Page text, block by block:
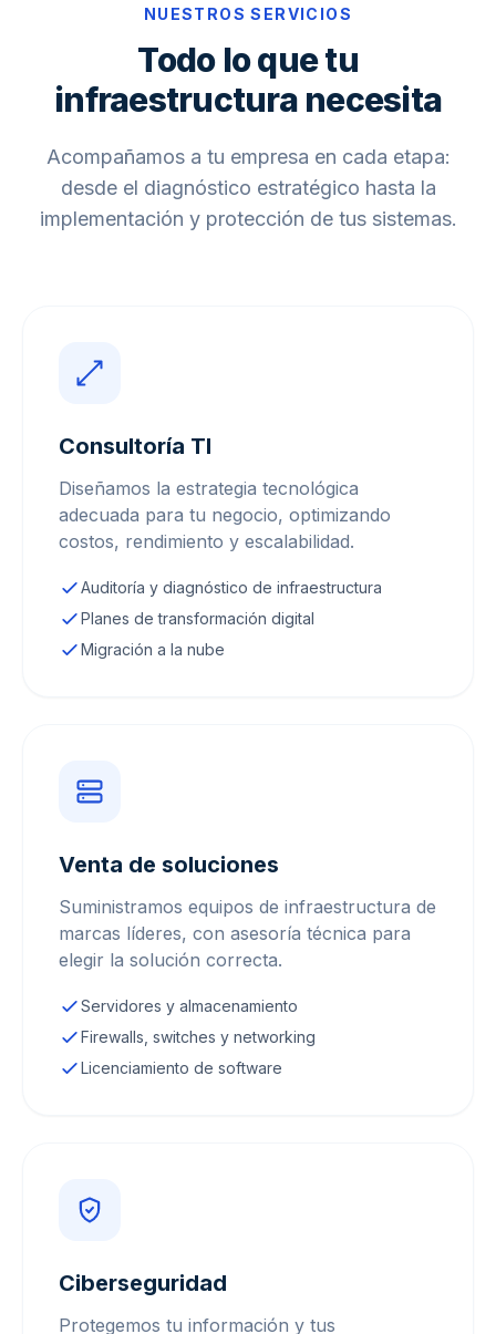
NUESTROS SERVICIOS
Todo lo que tu
infraestructura necesita
Acompañamos a tu empresa en cada etapa:
desde el diagnóstico estratégico hasta la
implementación y protección de tus sistemas.
Consultoría TI
Diseñamos la estrategia tecnológica
adecuada para tu negocio, optimizando
costos, rendimiento y escalabilidad.
Auditoría y diagnóstico de infraestructura
Planes de transformación digital
Migración a la nube
Venta de soluciones
Suministramos equipos de infraestructura de
marcas líderes, con asesoría técnica para
elegir la solución correcta.
Servidores y almacenamiento
Firewalls, switches y networking
Licenciamiento de software
Ciberseguridad
Protegemos tu información y tus